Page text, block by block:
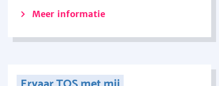
Meer informatie